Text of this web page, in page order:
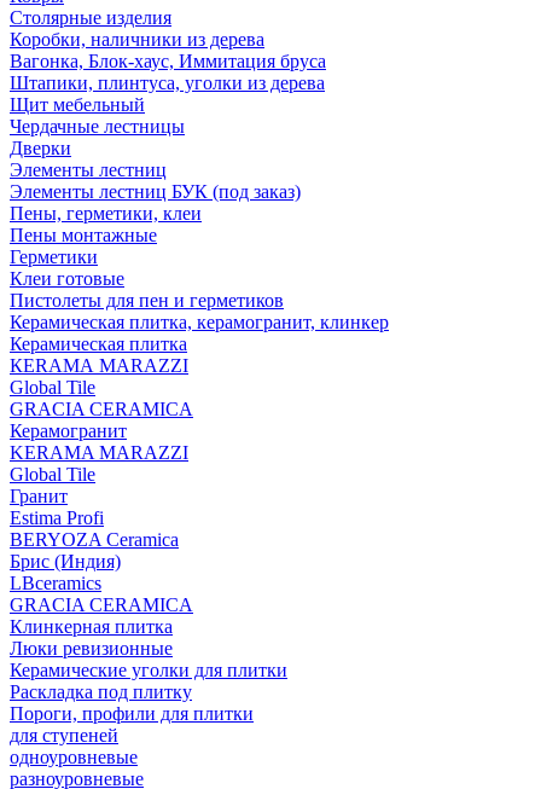
Столярные изделия
Коробки, наличники из дерева
Вагонка, Блок-хаус, Иммитация бруса
Штапики, плинтуса, уголки из дерева
Щит мебельный
Чердачные лестницы
Дверки
Элементы лестниц
Элементы лестниц БУК (под заказ)
Пены, герметики, клеи
Пены монтажные
Герметики
Клеи готовые
Пистолеты для пен и герметиков
Керамическая плитка, керамогранит, клинкер
Керамическая плитка
КЕRАМА MARAZZI
Global Tile
GRACIA CERAMICA
Керамогранит
KERAMA MARAZZI
Global Tile
Гранит
Estima Profi
BERYOZA Ceramica
Брис (Индия)
LBceramics
GRACIA CERAMICA
Клинкерная плитка
Люки ревизионные
Керамические уголки для плитки
Раскладка под плитку
Пороги, профили для плитки
для ступеней
одноуровневые
разноуровневые